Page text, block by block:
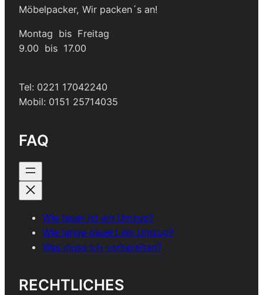
Möbelpacker, Wir packen´s an!
Montag bis Freitag
9.00 bis 17.00
Tel: 0221 17042240
Mobil: 0151 25714035
FAQ
Wie teuer ist ein Umzug?
Wie lange dauert ein Umzug?
Was muss ich vorbereiten?
RECHTLICHES